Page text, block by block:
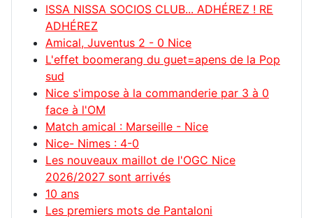
ISSA NISSA SOCIOS CLUB... ADHÉREZ ! RE
ADHÉREZ
Amical, Juventus 2 - 0 Nice
L'effet boomerang du guet=apens de la Pop
sud
Nice s'impose à la commanderie par 3 à 0
face à l'OM
Match amical : Marseille - Nice
Nice- Nimes : 4-0
Les nouveaux maillot de l'OGC Nice
2026/2027 sont arrivés
10 ans
Les premiers mots de Pantaloni